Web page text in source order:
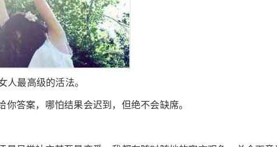
人最高级的活法。
答案，哪怕结果会迟到，但绝不会缺席。